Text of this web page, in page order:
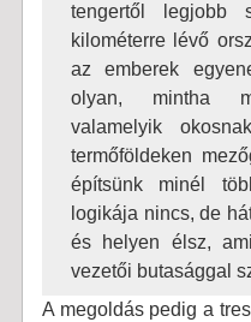
tengertől legjobb
kilométerre lévő
az emberek
olyan, mintha
valamelyik
termőföldeken
építsünk minél
logikája nincs, de
és helyen élsz,
vezetői butasággal
A megoldás pedig a